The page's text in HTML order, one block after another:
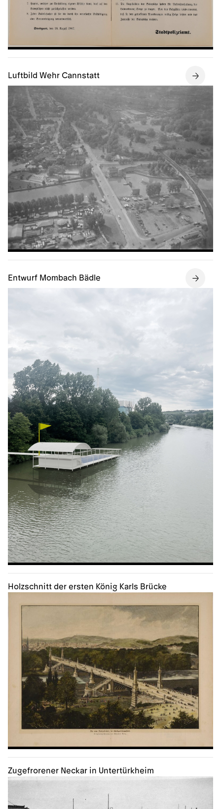
Luftbild Wehr Cannstatt
Entwurf Mombach Bädle
Holzschnitt der ersten König Karls Brücke
Zugefrorener Neckar in Untertürkheim